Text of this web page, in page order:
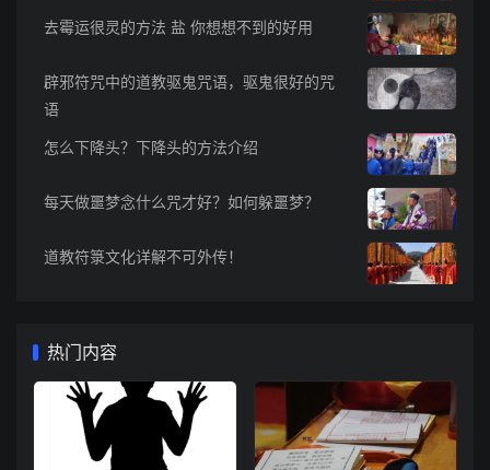
去霉运很灵的方法 盐 你想想不到的好用
辟邪符咒中的道教驱鬼咒语，驱鬼很好的咒
语
怎么下降头？下降头的方法介绍
每天做噩梦念什么咒才好？如何躲噩梦？
道教符箓文化详解不可外传！
热门内容